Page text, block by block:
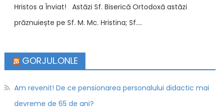
Hristos a Înviat! Astăzi Sf. Biserică Ortodoxă astăzi
prăznuiește pe Sf. M. Mc. Hristina; Sf....
GORJUL.ONLE
Am revenit! De ce pensionarea personalului didactic mai
devreme de 65 de ani?